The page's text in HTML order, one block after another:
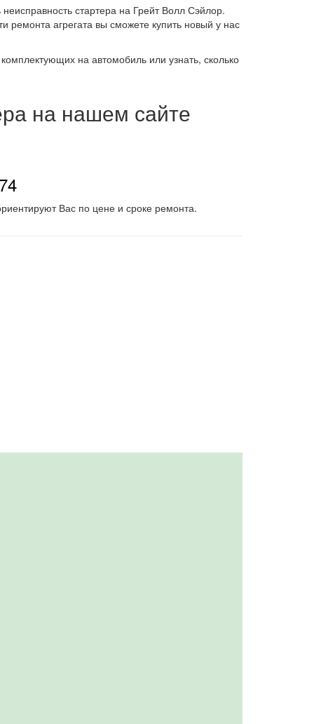
стартера на Грейт Волл Сэйлор.
ремонта агрегата вы сможете купить новый у нас
на автомобиль или узнать, сколько
на нашем сайте
Вас по цене и сроке ремонта.